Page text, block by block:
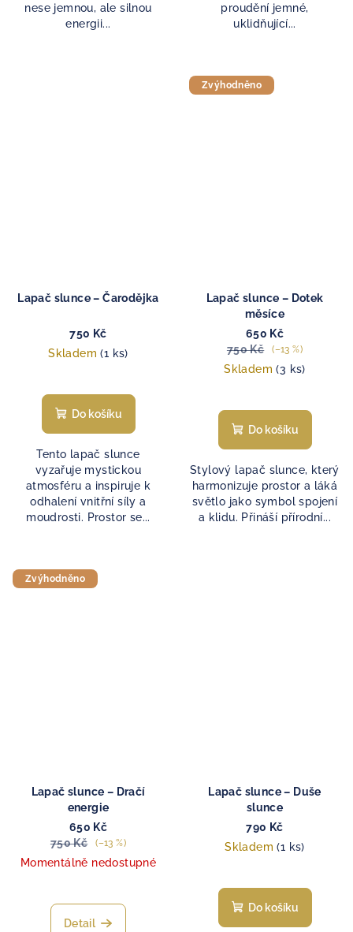
nese jemnou, ale silnou
energii...
proudění jemné,
uklidňující...
Lapač slunce – Čarodějka
750 Kč
Skladem(1 ks)
Do košíku
Tento lapač slunce
vyzařuje mystickou
atmosféru a inspiruje k
odhalení vnitřní síly a
moudrosti. Prostor se...
Zvýhodněno
Lapač slunce – Dotek
měsíce
650 Kč
750 Kč
(–13 %)
Skladem(3 ks)
Do košíku
Stylový lapač slunce, který
harmonizuje prostor a láká
světlo jako symbol spojení
a klidu. Přináší přírodní...
Zvýhodněno
Lapač slunce – Dračí
energie
650 Kč
750 Kč
(–13 %)
Momentálně nedostupné
Detail
Lapač slunce – Duše
slunce
790 Kč
Skladem(1 ks)
Do košíku